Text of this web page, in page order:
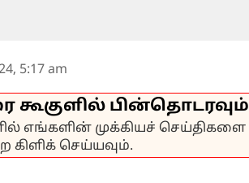
5:17 am
பின்தொடரவும்
எங்களின் முக்கியச் செய்திகளை
கிளிக் செய்யவும்.